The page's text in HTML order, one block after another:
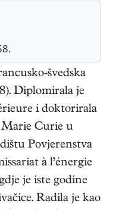
švedska
). Diplomirala je
i doktorirala
Marie Curie u
Povjerenstva
à l’énergie
je iste godine
Radila je kao